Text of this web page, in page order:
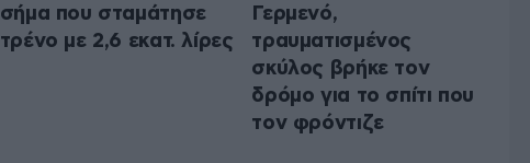
σήμα που σταμάτησε
τρένο με 2,6 εκατ. λίρες
Γερμενό,
τραυματισμένος
σκύλος βρήκε τον
δρόμο για το σπίτι που
τον φρόντιζε